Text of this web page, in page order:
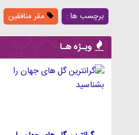
برچسب ها : مقر منافقین
ویـژه هـا